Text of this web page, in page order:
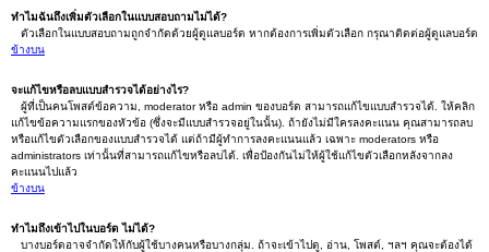
ทำไมฉันถึงเพิ่มตัวเลือกในแบบสอบถามไม่ได้?
ตัวเลือกในแบบสอบถามถูกจำกัดด้วยผู้ดูแลบอร์ด หากต้องการเพิ่มตัวเลือก กรุณาติดต่อผู้ดูแลบอร์ด
ข้างบน
จะแก้ไขหรือลบแบบสำรวจได้อย่างไร?
ผู้ที่เป็นคนโพสต์ข้อความ, moderator หรือ admin ของบอร์ด สามารถแก้ไขแบบสำรวจได้. ให้คลิก
แก้ไขข้อความแรกของหัวข้อ (ซึ่งจะมีแบบสำรวจอยู่ในนั้น). ถ้ายังไม่มีใครลงคะแนน คุณสามารถลบ
หรือแก้ไขตัวเลือกของแบบสำรวจได้ แต่ถ้ามีผู้ทำการลงคะแนนแล้ว เฉพาะ moderators หรือ
administrators เท่านั้นที่สามารถแก้ไขหรือลบได้. เพื่อป้องกันไม่ให้ผู้ใช้แก้ไขตัวเลือกหลังจากลง
คะแนนไปแล้ว
ข้างบน
ทำไมถึงเข้าไปในบอร์ด ไม่ได้?
บางบอร์ดอาจจำกัดให้กับผู้ใช้บางคนหรือบางกลุ่ม. ถ้าจะเข้าไปดู, อ่าน, โพสต์, ฯลฯ คุณจะต้องได้